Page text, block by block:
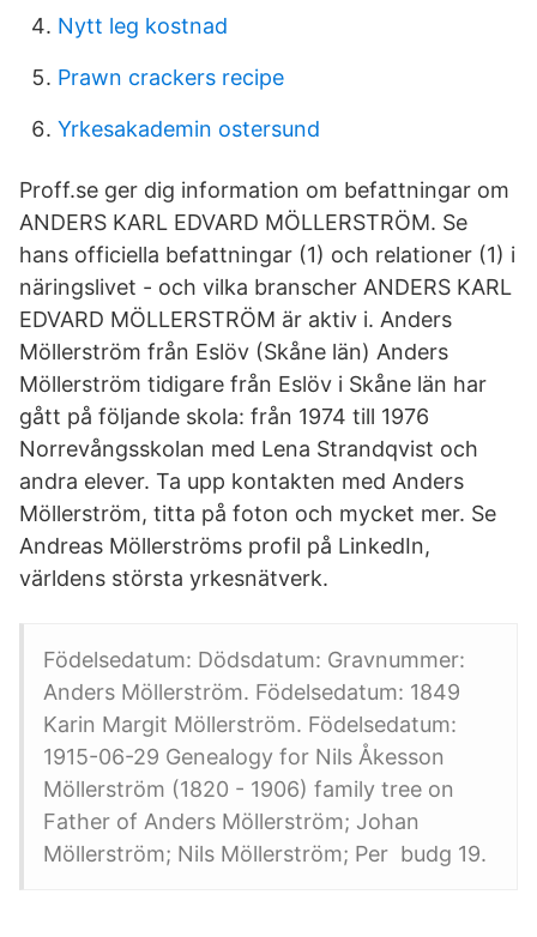
Nytt leg kostnad
Prawn crackers recipe
Yrkesakademin ostersund
Proff.se ger dig information om befattningar om
ANDERS KARL EDVARD MÖLLERSTRÖM. Se
hans officiella befattningar (1) och relationer (1) i
näringslivet - och vilka branscher ANDERS KARL
EDVARD MÖLLERSTRÖM är aktiv i. Anders
Möllerström från Eslöv (Skåne län) Anders
Möllerström tidigare från Eslöv i Skåne län har
gått på följande skola: från 1974 till 1976
Norrevångsskolan med Lena Strandqvist och
andra elever. Ta upp kontakten med Anders
Möllerström, titta på foton och mycket mer. Se
Andreas Möllerströms profil på LinkedIn,
världens största yrkesnätverk.
Födelsedatum: Dödsdatum: Gravnummer:
Anders Möllerström. Födelsedatum: 1849
Karin Margit Möllerström. Födelsedatum:
1915-06-29 Genealogy for Nils Åkesson
Möllerström (1820 - 1906) family tree on
Father of Anders Möllerström; Johan
Möllerström; Nils Möllerström; Per budg 19.